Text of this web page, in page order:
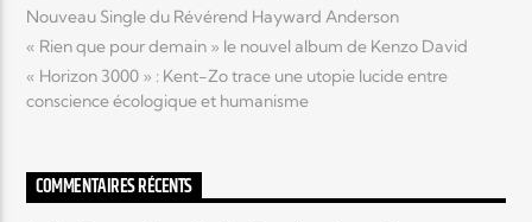
Nouveau Single du Révérend Hayward Anderson
« Rien que pour demain » le nouvel album de Kenzo David
« Horizon 3000 » : Kent-Zo trace une utopie lucide entre
conscience écologique et humanisme
COMMENTAIRES RÉCENTS